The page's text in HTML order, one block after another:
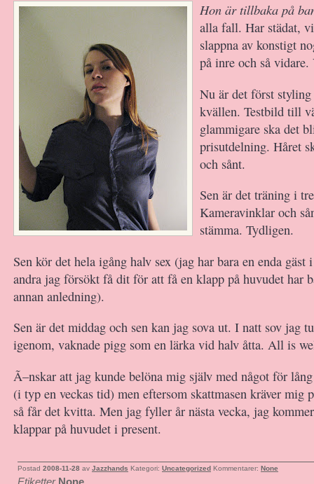
Hon är tillbaka på
alla fall. Har städat,
slappna av konstigt
på inre och så
Nu är det först
kvällen. Testbild till
glammigare ska det
prisutdelning. Håret
och sånt.
Sen är det träning i
Kameravinklar och
stämma. Tydligen.
Sen kör det hela igång halv sex (jag har bara en enda
andra jag försökt få dit för att få en klapp på huvudet har
annan anledning).
Sen är det middag och sen kan jag sova ut. I natt sov jag
igenom, vaknade pigg som en lärka vid halv åtta. All is
Ã–nskar att jag kunde belöna mig själv med något för
(i typ en veckas tid) men eftersom skattmasen kräver mig
så får det kvitta. Men jag fyller år nästa vecka, jag
klappar på huvudet i present.
Postad 2008-11-28 av Jazzhands Kategori: Uncategorized Kommentarer: None